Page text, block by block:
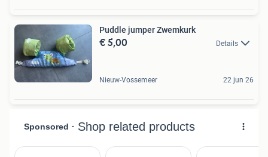
Puddle jumper Zwemkurk
€ 5,00 Details
Nieuw-Vossemeer 22 jun 26